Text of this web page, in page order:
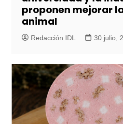
proponen mejorar
animal
Redacción IDL 30 julio,